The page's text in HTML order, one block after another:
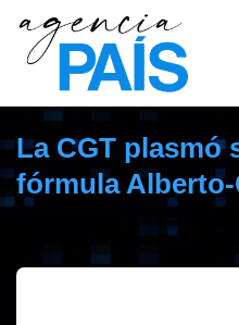
La CGT plasmó
fórmula